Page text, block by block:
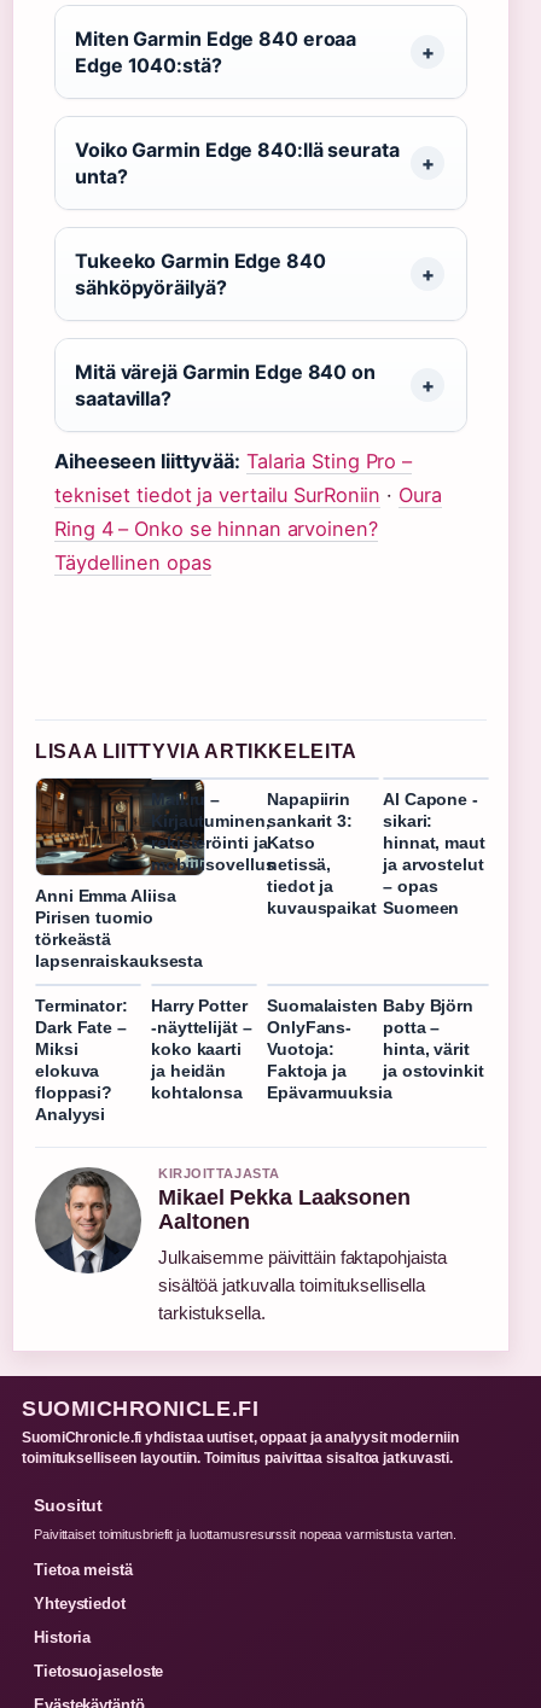
Miten Garmin Edge 840 eroaa
Edge 1040:stä?
Voiko Garmin Edge 840:llä seurata
unta?
Tukeeko Garmin Edge 840
sähköpyöräilyä?
Mitä värejä Garmin Edge 840 on
saatavilla?
Aiheeseen liittyvää: Talaria Sting Pro –
tekniset tiedot ja vertailu SurRoniin · Oura
Ring 4 – Onko se hinnan arvoinen?
Täydellinen opas
LISAA LIITTYVIA ARTIKKELEITA
Anni Emma Aliisa
Pirisen tuomio
törkeästä
lapsenraiskauksesta
Mail.ru –
Kirjautuminen,
rekisteröinti ja
mobiilisovellus
Napapiirin
sankarit 3:
Katso
netissä,
tiedot ja
kuvauspaikat
Al Capone -
sikari:
hinnat, maut
ja arvostelut
– opas
Suomeen
Terminator:
Dark Fate –
Miksi
elokuva
floppasi?
Analyysi
Harry Potter
-näyttelijät –
koko kaarti
ja heidän
kohtalonsa
Suomalaisten
OnlyFans-
Vuotoja:
Faktoja ja
Epävarmuuksia
Baby Björn
potta –
hinta, värit
ja ostovinkit
KIRJOITTAJASTA
Mikael Pekka Laaksonen
Aaltonen
Julkaisemme päivittäin faktapohjaista
sisältöä jatkuvalla toimituksellisella
tarkistuksella.
SUOMICHRONICLE.FI
SuomiChronicle.fi yhdistaa uutiset, oppaat ja analyysit moderniin
toimitukselliseen layoutiin. Toimitus paivittaa sisaltoa jatkuvasti.
Suositut
Paivittaiset toimitusbriefit ja luottamusresurssit nopeaa varmistusta varten.
Tietoa meistä
Yhteystiedot
Historia
Tietosuojaseloste